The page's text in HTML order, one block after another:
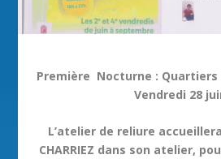
Première Nocturne : Quartiers
Vendredi 28
L’atelier de reliure
CHARRIEZ dans son atelier,